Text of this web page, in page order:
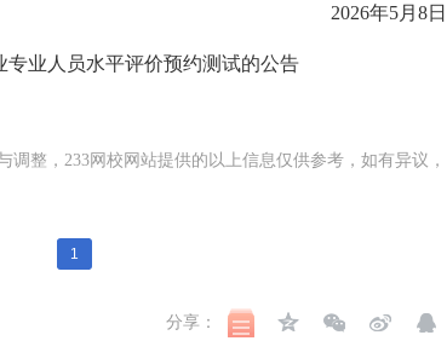
2026年5月8日
专业人员水平评价预约测试的公告
整，233网校网站提供的以上信息仅供参考，如有异议，
1
分享：